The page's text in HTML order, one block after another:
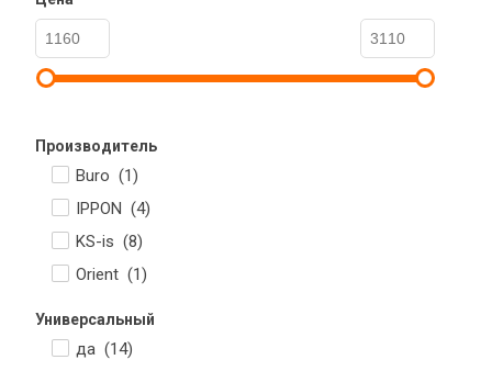
Производитель
Buro (1)
IPPON (4)
KS-is (8)
Orient (1)
Универсальный
да (14)